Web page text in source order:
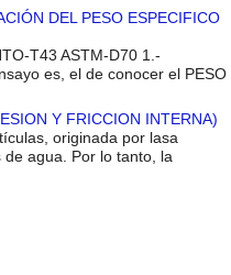
DEL PESO ESPECIFICO
T43 ASTM-D70 1.-
es, el de conocer el PESO
Y FRICCION INTERNA)
originada por lasa
agua. Por lo tanto, la